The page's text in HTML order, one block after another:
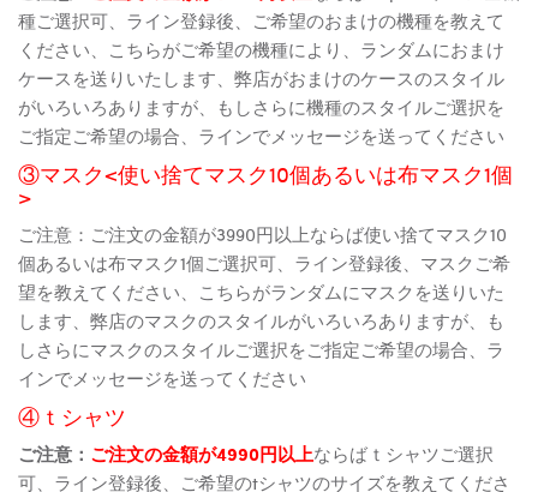
種ご選択可、ライン登録後、ご希望のおまけの機種を教えて
ください、こちらがご希望の機種により、ランダムにおまけ
ケースを送りいたします、弊店がおまけのケースのスタイル
がいろいろありますが、もしさらに機種のスタイルご選択を
ご指定ご希望の場合、ラインでメッセージを送ってください
③マスク<使い捨てマスク10個あるいは布マスク1個
>
ご注意：ご注文の金額が3990円以上ならば使い捨てマスク10
個あるいは布マスク1個ご選択可、ライン登録後、マスクご希
望を教えてください、こちらがランダムにマスクを送りいた
します、弊店のマスクのスタイルがいろいろありますが、も
しさらにマスクのスタイルご選択をご指定ご希望の場合、ラ
インでメッセージを送ってください
④ｔシャツ
ご注意： ご注文の金額が4990円以上ならばｔシャツご選択
可、ライン登録後、ご希望のtシャツのサイズを教えてくださ